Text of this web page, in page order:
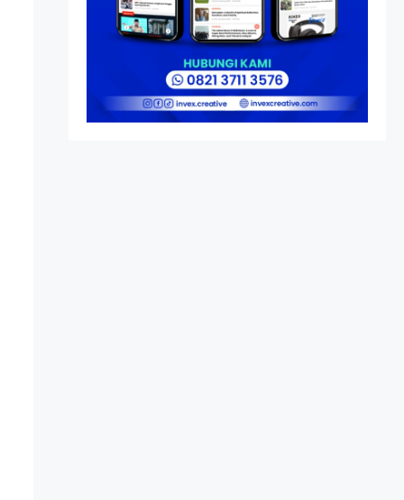
Menelusuri Akar Sejarah
Ulang Tahun PPU,
Pertentangan Bulan
Peringatan vs Pengesahan
UU 7/2002